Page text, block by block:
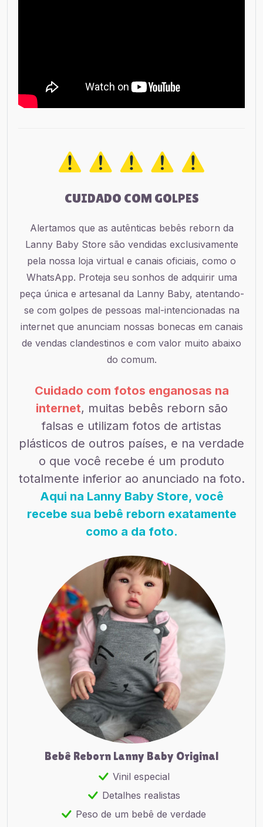
CUIDADO COM GOLPES
Alertamos que as autênticas bebês reborn da
Lanny Baby Store são vendidas exclusivamente
pela nossa loja virtual e canais oficiais, como o
WhatsApp. Proteja seu sonhos de adquirir uma
peça única e artesanal da Lanny Baby, atentando-
se com golpes de pessoas mal-intencionadas na
internet que anunciam nossas bonecas em canais
de vendas clandestinos e com valor muito abaixo
do comum.
Cuidado com fotos enganosas na
internet, muitas bebês reborn são
falsas e utilizam fotos de artistas
plásticos de outros países, e na verdade
o que você recebe é um produto
totalmente inferior ao anunciado na foto.
Aqui na Lanny Baby Store, você
recebe sua bebê reborn exatamente
como a da foto.
Bebê Reborn Lanny Baby Original
Vinil especial
Detalhes realistas
Peso de um bebê de verdade